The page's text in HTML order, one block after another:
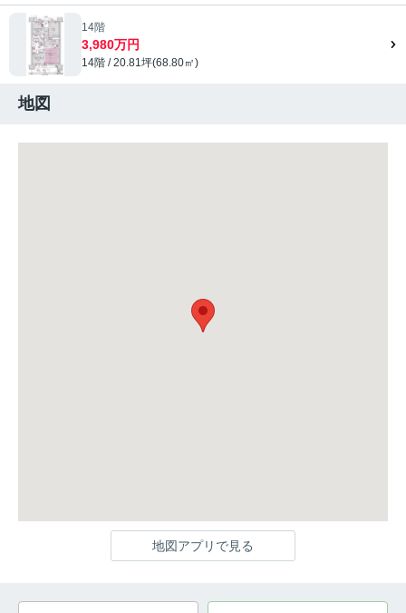
14階
3,980万円
14階 / 20.81坪(68.80㎡)
地図
地図アプリで見る